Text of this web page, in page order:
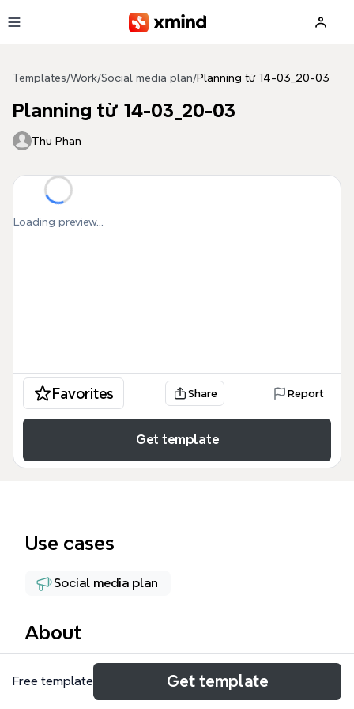
Templates/Work/Social media plan/Planning từ 14-03_20-03
Planning từ 14-03_20-03
Thu Phan
Loading preview...
Favorites Share Report
Get template
Use cases
Social media plan
About
Planning từ 14-03_20-03 mind map là một công cụ
lập kế hoạch nội dung chi tiết cho các dự án game
Free template Get template